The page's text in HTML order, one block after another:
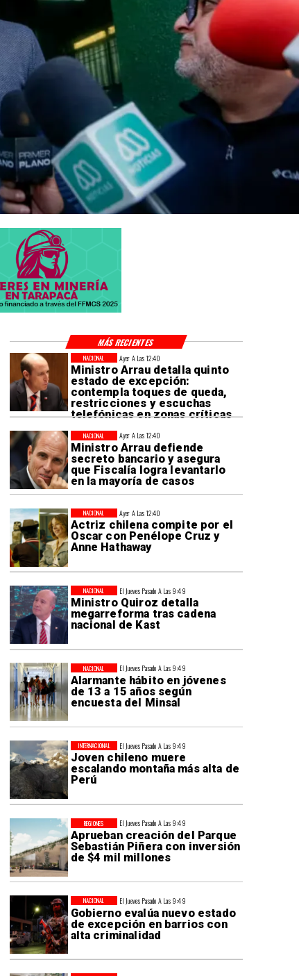
Ayer A Las 12:40
Ministro Arrau detalla quinto
estado de excepción:
contempla toques de queda,
restricciones y escuchas
telefónicas en zonas críticas
NACIONAL
Ayer A Las 12:40
Ministro Arrau defiende
secreto bancario y asegura
que Fiscalía logra levantarlo
en la mayoría de casos
NACIONAL
Ayer A Las 12:40
Actriz chilena compite por el
Oscar con Penélope Cruz y
Anne Hathaway
NACIONAL
El Jueves Pasado A Las 9:49
Ministro Quiroz detalla
megarreforma tras cadena
nacional de Kast
NACIONAL
El Jueves Pasado A Las 9:49
Alarmante hábito en jóvenes
de 13 a 15 años según
encuesta del Minsal
NACIONAL
El Jueves Pasado A Las 9:49
Joven chileno muere
escalando montaña más alta de
Perú
INTERNACIONAL
El Jueves Pasado A Las 9:49
Aprueban creación del Parque
Sebastián Piñera con inversión
de $4 mil millones
REGIONES
El Jueves Pasado A Las 9:49
Gobierno evalúa nuevo estado
de excepción en barrios con
alta criminalidad
NACIONAL
MÁS RECIENTES